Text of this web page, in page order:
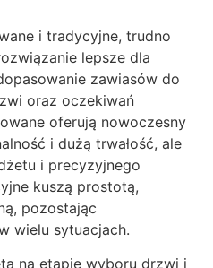
i tradycyjne, trudno
lepsze dla
zawiasów do
oraz oczekiwań
oferują nowoczesny
i dużą trwałość, ale
i precyzyjnego
kuszą prostotą,
pozostając
wielu sytuacjach.
na etapie wyboru drzwi i